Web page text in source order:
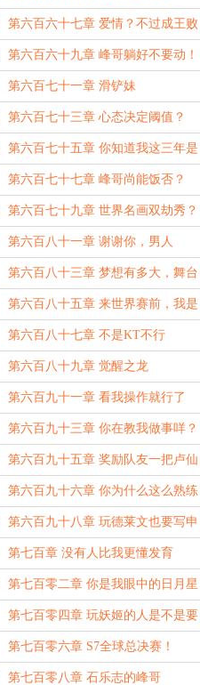
（4300）
第六百六十七章 爱情？不过成王败
寇罢了（4200）
第六百六十九章 峰哥躺好不要动！
（5300）
第六百七十一章 滑铲妹
第六百七十三章 心态决定阈值？
第六百七十五章 你知道我这三年是
怎么过的吗？（4300）
第六百七十七章 峰哥尚能饭否？
第六百七十九章 世界名画双劫秀？
（第二更）
第六百八十一章 谢谢你，男人
（4200）
第六百八十三章 梦想有多大，舞台
就有多大！
第六百八十五章 来世界赛前，我是
KG的 （4300）
第六百八十七章 不是KT不行
第六百八十九章 觉醒之龙
第六百九十一章 看我操作就行了
（5400）
第六百九十三章 你在教我做事咩？
第六百九十五章 奖励队友一把卢仙
第六百九十六章 你为什么这么熟练
啊！（4400）
第六百九十八章 玩德莱文也要写申
请书？
第七百章 没有人比我更懂发育
第七百零二章 你是我眼中的日月星
辰
第七百零四章 玩妖姬的人是不是要
比玩劫的温柔？
第七百零六章 S7全球总决赛！
（4600）
第七百零八章 石乐志的峰哥